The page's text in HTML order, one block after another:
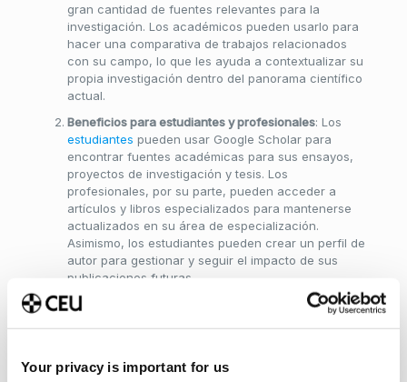
Your privacy is important for us
gran cantidad de fuentes relevantes para la
investigación. Los académicos pueden usarlo para
hacer una comparativa de trabajos relacionados
con su campo, lo que les ayuda a contextualizar su
propia investigación dentro del panorama científico
actual.
Beneficios para estudiantes y profesionales: Los
estudiantes pueden usar Google Scholar para
encontrar fuentes académicas para sus ensayos,
proyectos de investigación y tesis. Los
profesionales, por su parte, pueden acceder a
artículos y libros especializados para mantenerse
actualizados en su área de especialización.
Asimismo, los estudiantes pueden crear un perfil de
autor para gestionar y seguir el impacto de sus
publicaciones futuras.
Comparación con otros motores de búsqueda
de ser gratuito y de fácil acceso. A diferencia de